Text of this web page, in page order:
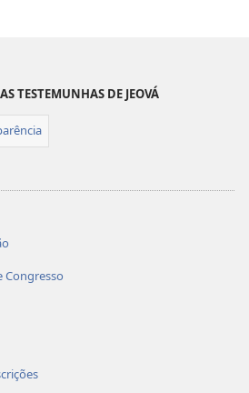
TESTEMUNHAS DE JEOVÁ
Congresso